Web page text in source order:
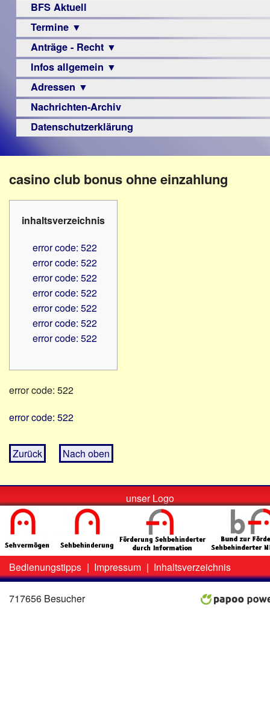
BFS Aktuell
Termine ▼
Veranstaltungsprogramme
Anträge - Recht ▼
Archiv
Urteile
Infos allgemein ▼
Sehbehinderung
Frühförderung
Schule
–
Beruf
Hilfsmittel
-
PC
Adressen ▼
Augenoptiker
Berufsbildungswerke
Hörbüchereien
Reha-
Lehrer
Verbände
Nachrichten-Archiv
Datenschutzerklärung
casino club bonus ohne einzahlung
inhaltsverzeichnis
error code: 522
error code: 522
error code: 522
error code: 522
error code: 522
error code: 522
error code: 522
error code: 522
error code: 522
Zurück Nach oben
unser Logo
Zweit-
Menü
Bedienungstipps | Impressum | Inhaltsverzeichnis
717656 Besucher